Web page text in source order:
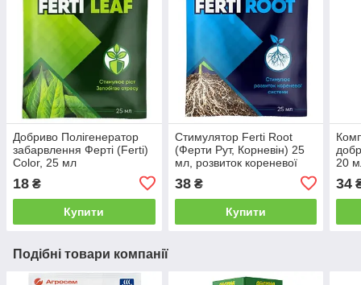
Добриво Полігенератор
забарвлення Ферті (Ferti)
Color, 25 мл
18 ₴
Купити
Стимулятор Ferti Root
(Ферти Рут, Корневін) 25
мл, розвиток кореневої
38₴
Купити
20
34
Подібні товари компанії